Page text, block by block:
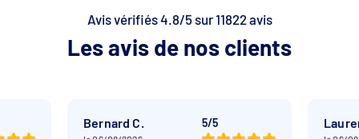
Avis vérifiés 4.8/5 sur 11822 avis
Les avis de nos clients
Bernard C. 5/5